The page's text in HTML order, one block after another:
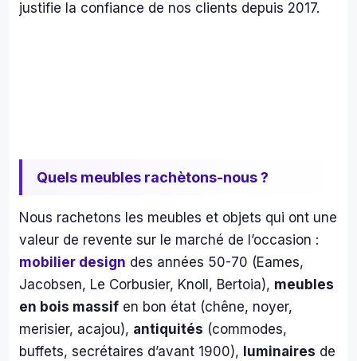
justifie la confiance de nos clients depuis 2017.
Quels meubles rachètons-nous ?
Nous rachetons les meubles et objets qui ont une
valeur de revente sur le marché de l’occasion :
mobilier design des années 50-70 (Eames,
Jacobsen, Le Corbusier, Knoll, Bertoia), meubles
en bois massif en bon état (chêne, noyer,
merisier, acajou), antiquités (commodes,
buffets, secrétaires d’avant 1900), luminaires de